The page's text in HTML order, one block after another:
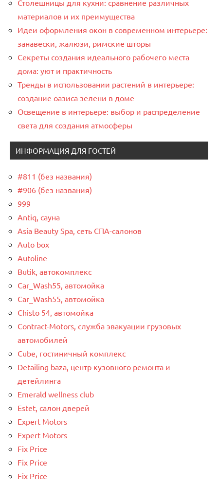
Столешницы для кухни: сравнение различных
материалов и их преимущества
Идеи оформления окон в современном интерьере:
занавески, жалюзи, римские шторы
Секреты создания идеального рабочего места
дома: уют и практичность
Тренды в использовании растений в интерьере:
создание оазиса зелени в доме
Освещение в интерьере: выбор и распределение
света для создания атмосферы
ИНФОРМАЦИЯ ДЛЯ ГОСТЕЙ
#811 (без названия)
#906 (без названия)
999
Antiq, сауна
Asia Beauty Spa, сеть СПА-салонов
Auto box
Autoline
Butik, автокомплекс
Car_Wash55, автомойка
Car_Wash55, автомойка
Chisto 54, автомойка
Contract-Motors, служба эвакуации грузовых
автомобилей
Cube, гостиничный комплекс
Detailing baza, центр кузовного ремонта и
детейлинга
Emerald wellness club
Estet, салон дверей
Expert Motors
Expert Motors
Fix Price
Fix Price
Fix Price